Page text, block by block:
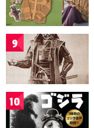
9
10